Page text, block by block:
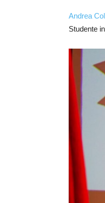
Andrea
Studente